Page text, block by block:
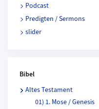
Podcast
Predigten / Sermons
slider
Bibel
Altes Testament
01) 1. Mose / Genesis